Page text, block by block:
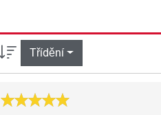
Třídění